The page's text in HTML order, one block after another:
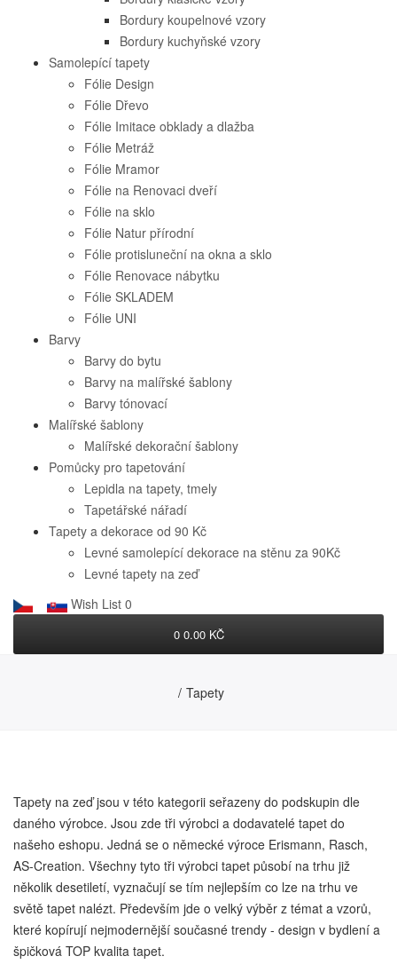
Bordury koupelnové vzory
Bordury kuchyňské vzory
Samolepící tapety
Fólie Design
Fólie Dřevo
Fólie Imitace obklady a dlažba
Fólie Metráž
Fólie Mramor
Fólie na Renovaci dveří
Fólie na sklo
Fólie Natur přírodní
Fólie protisluneční na okna a sklo
Fólie Renovace nábytku
Fólie SKLADEM
Fólie UNI
Barvy
Barvy do bytu
Barvy na malířské šablony
Barvy tónovací
Malířské šablony
Malířské dekorační šablony
Pomůcky pro tapetování
Lepidla na tapety, tmely
Tapetářské nářadí
Tapety a dekorace od 90 Kč
Levné samolepící dekorace na stěnu za 90Kč
Levné tapety na zeď
Wish List 0
0 0.00 KČ
Tapety
Tapety na zeď jsou v této kategorii seřazeny do podskupin dle
daného výrobce. Jsou zde tři výrobci a dodavatelé tapet do
našeho eshopu. Jedná se o německé výroce Erismann, Rasch,
AS-Creation. Všechny tyto tři výrobci tapet působí na trhu již
několik desetiletí, vyznačují se tím nejlepším co lze na trhu ve
světě tapet nalézt. Především jde o velký výběr z témat a vzorů,
které kopírují nejmodernější současné trendy - design v bydlení a
špičková TOP kvalita tapet.